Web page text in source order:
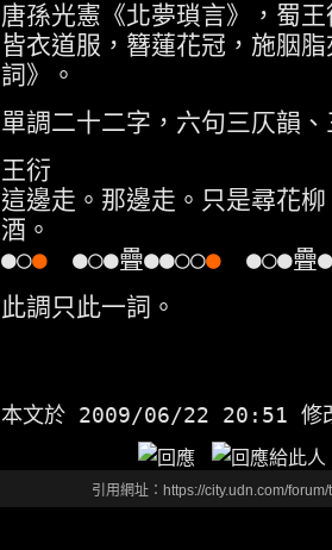
唐孫光憲《北夢瑣言》，蜀
皆衣道服，簪蓮花冠，施胭
詞》。
單調二十二字，六句三仄韻
王衍
這邊走。那邊走。只是尋花
酒。
●○● ●○●疊●●○○● ●○●疊
此調只此一詞。
本文於 2009/06/22 20:51 修
引用網址：https://city.udn.com/